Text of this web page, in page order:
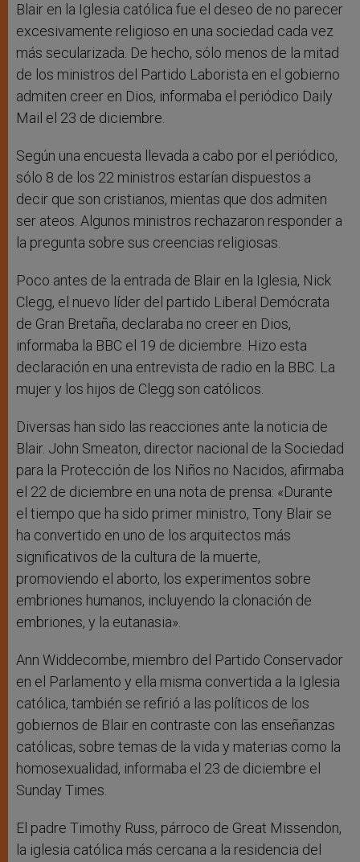
Blair en la Iglesia católica fue el deseo de no parecer
excesivamente religioso en una sociedad cada vez
más secularizada. De hecho, sólo menos de la mitad
de los ministros del Partido Laborista en el gobierno
admiten creer en Dios, informaba el periódico Daily
Mail el 23 de diciembre.
Según una encuesta llevada a cabo por el periódico,
sólo 8 de los 22 ministros estarían dispuestos a
decir que son cristianos, mientas que dos admiten
ser ateos. Algunos ministros rechazaron responder a
la pregunta sobre sus creencias religiosas.
Poco antes de la entrada de Blair en la Iglesia, Nick
Clegg, el nuevo líder del partido Liberal Demócrata
de Gran Bretaña, declaraba no creer en Dios,
informaba la BBC el 19 de diciembre. Hizo esta
declaración en una entrevista de radio en la BBC. La
mujer y los hijos de Clegg son católicos.
Diversas han sido las reacciones ante la noticia de
Blair. John Smeaton, director nacional de la Sociedad
para la Protección de los Niños no Nacidos, afirmaba
el 22 de diciembre en una nota de prensa: «Durante
el tiempo que ha sido primer ministro, Tony Blair se
ha convertido en uno de los arquitectos más
significativos de la cultura de la muerte,
promoviendo el aborto, los experimentos sobre
embriones humanos, incluyendo la clonación de
embriones, y la eutanasia».
Ann Widdecombe, miembro del Partido Conservador
en el Parlamento y ella misma convertida a la Iglesia
católica, también se refirió a las políticos de los
gobiernos de Blair en contraste con las enseñanzas
católicas, sobre temas de la vida y materias como la
homosexualidad, informaba el 23 de diciembre el
Sunday Times.
El padre Timothy Russ, párroco de Great Missendon,
la iglesia católica más cercana a la residencia del